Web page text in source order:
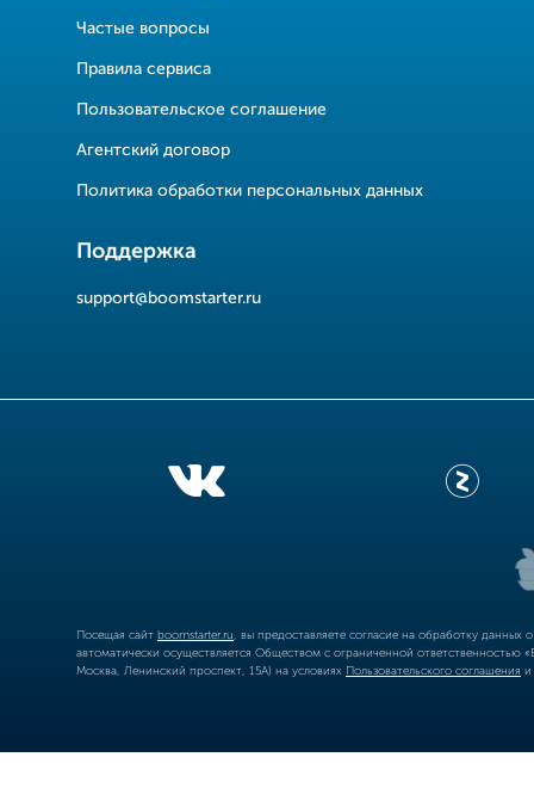
Частые вопросы
Правила сервиса
Пользовательское соглашение
Агентский договор
Политика обработки персональных данных
Поддержка
support@boomstarter.ru
Посещая сайт boomstarter.ru , вы предоставляете согласие на обработку
автоматически осуществляется Обществом с ограниченной
Москва, Ленинский проспект, 15А) на условиях Пользовательского соглашения и